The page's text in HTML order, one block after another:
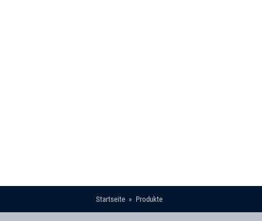
Startseite Produkte